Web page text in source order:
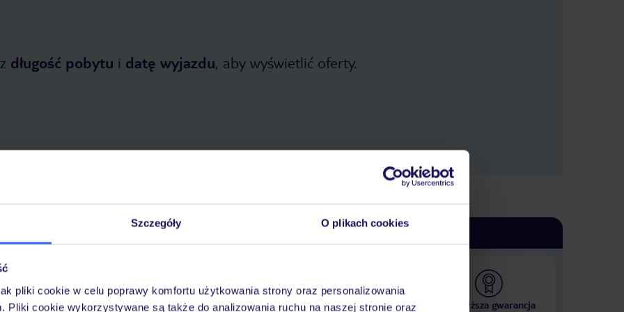
Szczegóły O plikach cookies
pliki cookie w celu poprawy komfortu użytkowania strony oraz personalizowania
Pliki cookie wykorzystywane są także do analizowania ruchu na naszej stronie oraz
długość pobytu i datę wyjazdu, aby wyświetlić oferty.
Dlaczego warto wybrać TUI?
Tylko u nas opieka na
10 000 hoteli w ponad 50
Najwyższa gwarancja